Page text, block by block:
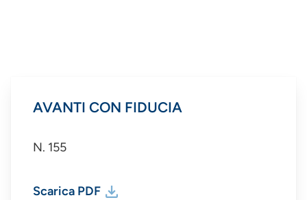
AVANTI CON FIDUCIA
N. 155
Scarica PDF